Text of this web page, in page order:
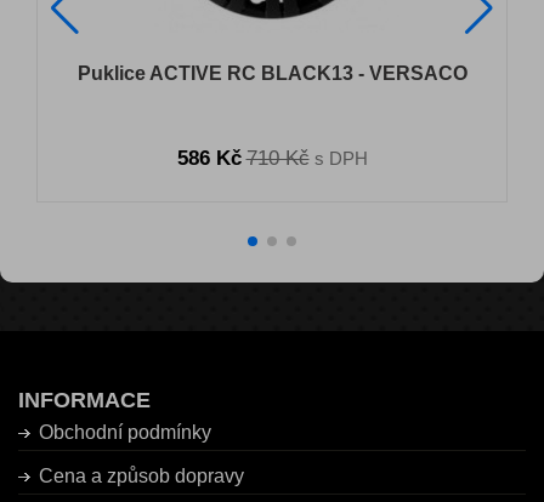
Puklice ACTIVE RC BLACK13 - VERSACO
586 Kč 710 Kčs DPH
INFORMACE
Obchodní podmínky
Cena a způsob dopravy